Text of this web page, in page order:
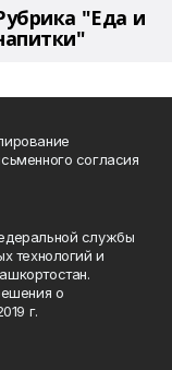
"Еда и
согласия
службы
технологий и
о
г.